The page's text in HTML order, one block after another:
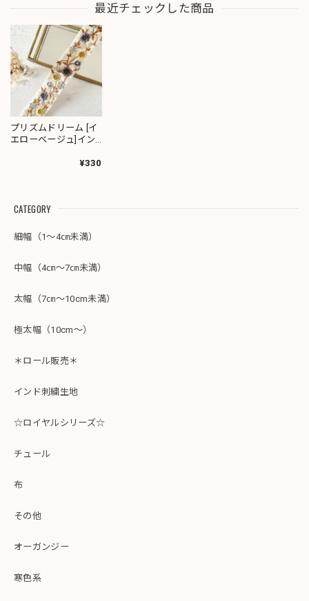
最近チェックした商品
プリズムドリーム [イ
エローベージュ]イン
¥330
CATEGORY
細幅（1～4㎝未満）
中幅（4㎝～7㎝未満）
太幅（7㎝～10cm未満）
極太幅（10cm～）
＊ロール販売＊
インド刺繍生地
☆ロイヤルシリーズ☆
チュール
布
その他
オーガンジー
寒色系